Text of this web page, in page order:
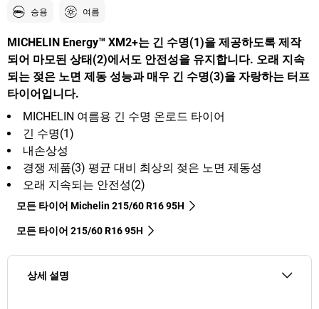
승용 여름
MICHELIN Energy™ XM2+는 긴 수명(1)을 제공하도록 제작
되어 마모된 상태(2)에서도 안전성을 유지합니다. 오래 지속
되는 젖은 노면 제동 성능과 매우 긴 수명(3)을 자랑하는 터프
타이어입니다.
MICHELIN 여름용 긴 수명 온로드 타이어
긴 수명(1)
내손상성
경쟁 제품(3) 평균 대비 최상의 젖은 노면 제동성
오래 지속되는 안전성(2)
모든 타이어 Michelin 215/60 R16 95H
모든 타이어‎ 215/60 R16 95H
상세 설명